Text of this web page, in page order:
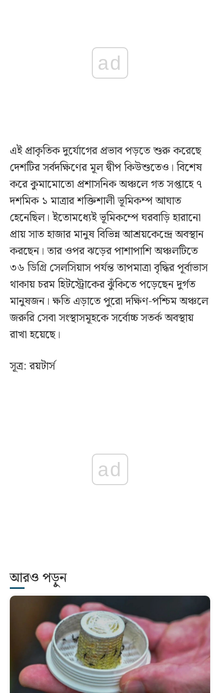
ad
এই প্রাকৃতিক দুর্যোগের প্রভাব পড়তে শুরু করেছে
দেশটির সর্বদক্ষিণের মূল দ্বীপ কিউশুতেও। বিশেষ
করে কুমামোতো প্রশাসনিক অঞ্চলে গত সপ্তাহে ৭
দশমিক ১ মাত্রার শক্তিশালী ভূমিকম্প আঘাত
হেনেছিল। ইতোমধ্যেই ভূমিকম্পে ঘরবাড়ি হারানো
প্রায় সাত হাজার মানুষ বিভিন্ন আশ্রয়কেন্দ্রে অবস্থান
করছেন। তার ওপর ঝড়ের পাশাপাশি অঞ্চলটিতে
৩৬ ডিগ্রি সেলসিয়াস পর্যন্ত তাপমাত্রা বৃদ্ধির পূর্বাভাস
থাকায় চরম হিটস্ট্রোকের ঝুঁকিতে পড়েছেন দুর্গত
মানুষজন। ক্ষতি এড়াতে পুরো দক্ষিণ-পশ্চিম অঞ্চলে
জরুরি সেবা সংস্থাসমূহকে সর্বোচ্চ সতর্ক অবস্থায়
রাখা হয়েছে।
সূত্র: রয়টার্স
ad
আরও পড়ুন